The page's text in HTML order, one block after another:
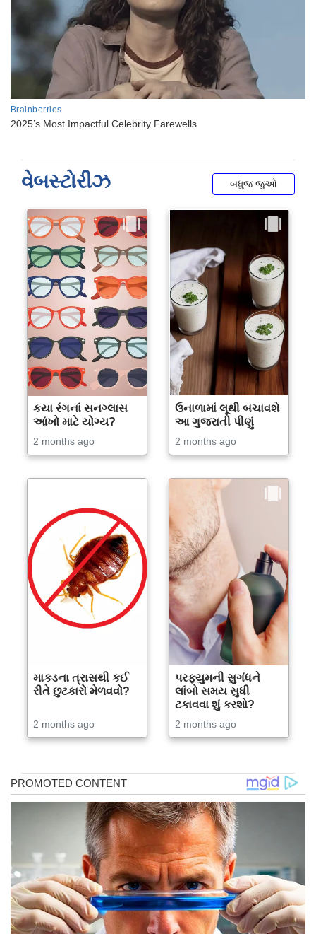
વેબસ્ટોરીઝ બધુજ જુઓ
કયા રંગનાં સનગ્લાસ
આંખો માટે યોગ્ય?
2 months ago
ઉનાળામાં લૂથી બચાવશે
આ ગુજરાતી પીણું
2 months ago
માકડના ત્રાસથી કઈ
રીતે છુટકારો મેળવવો?
2 months ago
પરફ્યુમની સુગંધને
લાંબો સમય સુધી
ટકાવવા શું કરશો?
2 months ago